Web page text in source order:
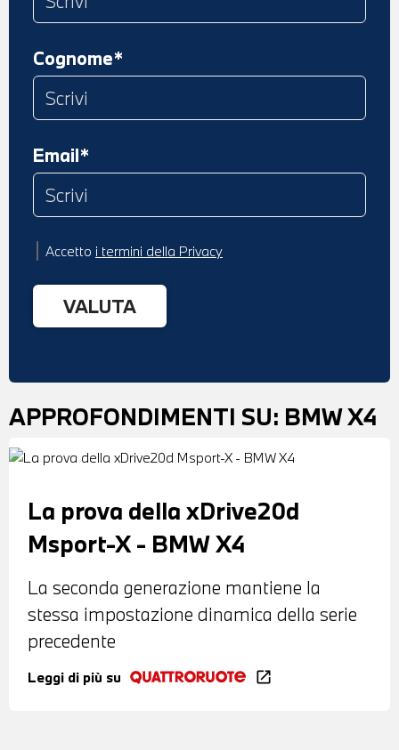
Cognome*
Email*
Accetto i termini della Privacy
APPROFONDIMENTI SU: BMW X4
La prova della xDrive20d
Msport-X - BMW X4
La seconda generazione mantiene la
stessa impostazione dinamica della serie
precedente
Leggi di più su open_in_new